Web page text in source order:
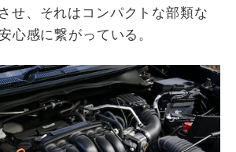
せ、それはコンパクトな部類な
心感に繋がっている。